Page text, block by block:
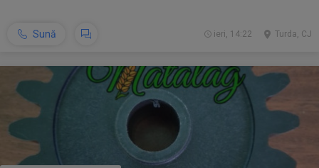
Sună Turda, CJ
ieri, 14:22